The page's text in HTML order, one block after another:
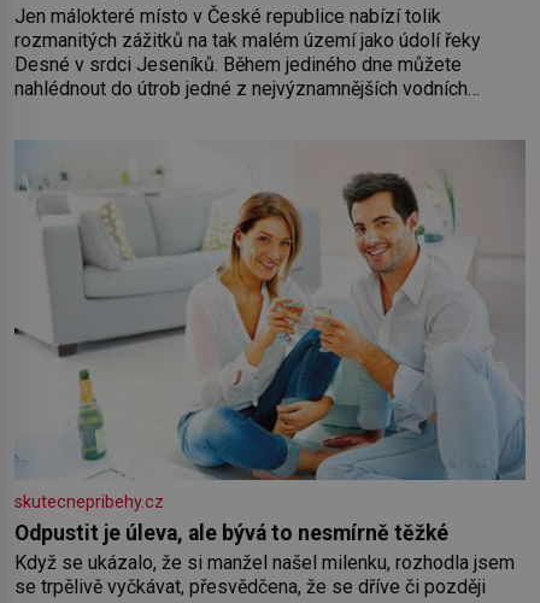
Jen málokteré místo v České republice nabízí tolik
rozmanitých zážitků na tak malém území jako údolí řeky
Desné v srdci Jeseníků. Během jediného dne můžete
nahlédnout do útrob jedné z nejvýznamnějších vodních
koloběžce a den zakončit poznáváním památek ve Velkých
skutecnepribehy.cz
Odpustit je úleva, ale bývá to nesmírně těžké
Když se ukázalo, že si manžel našel milenku, rozhodla jsem
se trpělivě vyčkávat, přesvědčena, že se dříve či později